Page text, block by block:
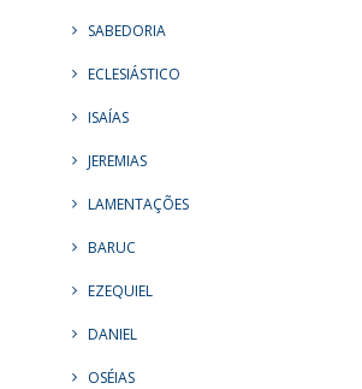
SABEDORIA
ECLESIÁSTICO
ISAÍAS
JEREMIAS
LAMENTAÇÕES
BARUC
EZEQUIEL
DANIEL
OSÉIAS